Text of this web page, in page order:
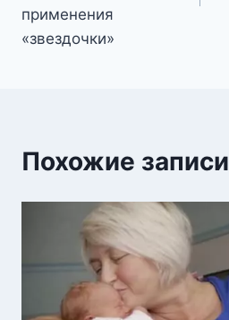
применения
«звездочки»
Похожие записи